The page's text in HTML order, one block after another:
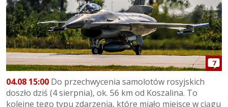
7
04.08 15:00 Do przechwycenia samolotów rosyjskich
doszło dziś (4 sierpnia), ok. 56 km od Koszalina. To
kolejne tego typu zdarzenia, które miało miejsce w ciągu